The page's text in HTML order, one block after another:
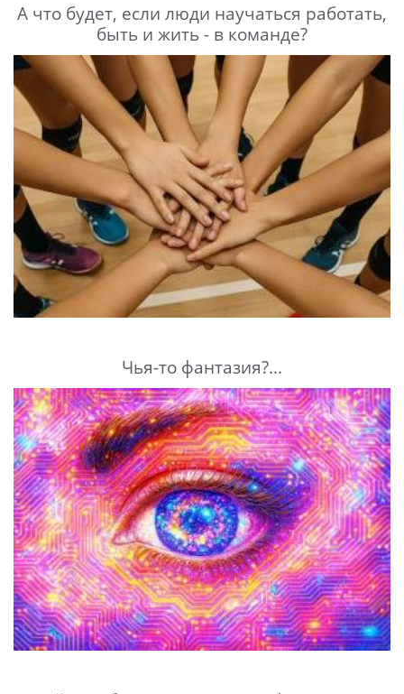
А что будет, если люди научаться работать,
быть и жить - в команде?
Чья-то фантазия?...